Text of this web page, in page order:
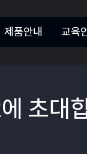
제품안내 교육
초대